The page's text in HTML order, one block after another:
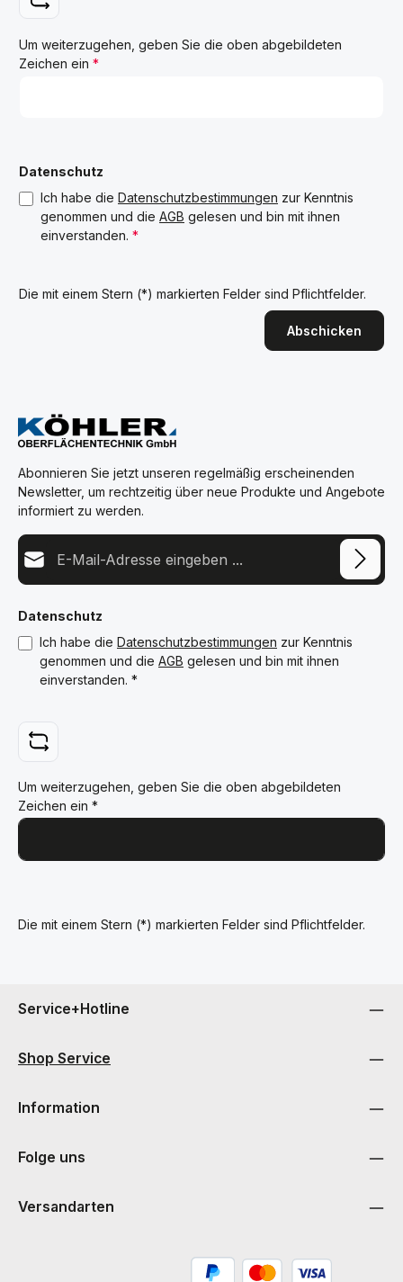
Um weiterzugehen, geben Sie die oben abgebildeten
Zeichen ein *
Datenschutz
Ich habe die Datenschutzbestimmungen zur Kenntnis
genommen und die AGB gelesen und bin mit ihnen
einverstanden. *
Die mit einem Stern (*) markierten Felder sind Pflichtfelder.
Abschicken
Abonnieren Sie jetzt unseren regelmäßig erscheinenden
Newsletter, um rechtzeitig über neue Produkte und Angebote
informiert zu werden.
E-Mail-Adresse*
Datenschutz
Ich habe die Datenschutzbestimmungen zur Kenntnis
genommen und die AGB gelesen und bin mit ihnen
einverstanden. *
Um weiterzugehen, geben Sie die oben abgebildeten
Zeichen ein *
Die mit einem Stern (*) markierten Felder sind Pflichtfelder.
Service+Hotline
Shop Service
Information
Folge uns
Versandarten